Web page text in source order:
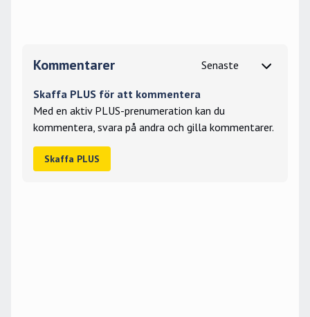
Kommentarer
Skaffa PLUS för att kommentera
Med en aktiv PLUS-prenumeration kan du
kommentera, svara på andra och gilla kommentarer.
Skaffa PLUS